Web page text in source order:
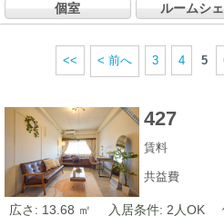
個室
ルームシ
<< < 前へ 3 4 5
427
賃料
共益費
広さ: 13.68 ㎡ 入居条件: 2人OK